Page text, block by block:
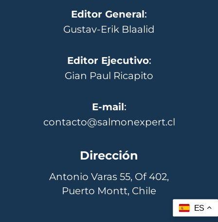
Editor General:
Gustav-Erik Blaalid
Editor Ejecutivo:
Gian Paul Ricapito
E-mail:
contacto@salmonexpert.cl
Dirección
Antonio Varas 55, Of 402,
Puerto Montt, Chile
ES